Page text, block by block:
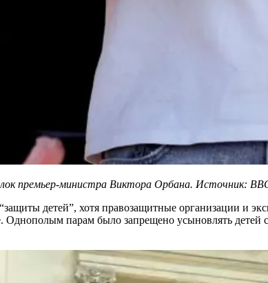
премьер-министра Виктора Орбана. Источник:
детей”, хотя правозащитные организации и
парам было запрещено усыновлять детей